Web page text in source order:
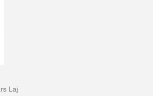
Laj